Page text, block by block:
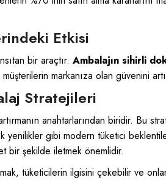
Etkisi
bir araçtır. Ambalajın sihirli
markanıza olan güvenini
Stratejileri
anahtarlarından biridir. Bu
yenilikler gibi modern tüketici
bir şekilde iletmek önemlidir.
tüketicilerin ilgisini çekebilir ve